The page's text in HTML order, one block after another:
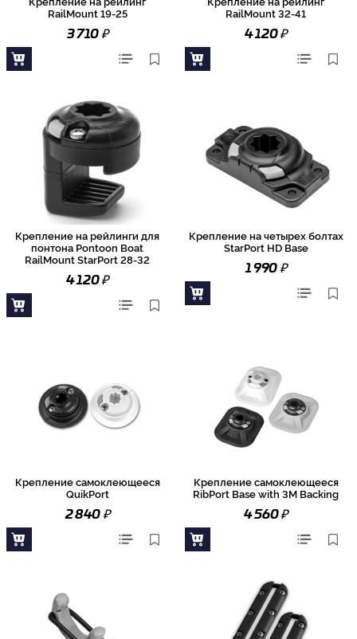
RailMount 19-25
3 710₽
RailMount 32-41
4 120₽
Крепление на рейлинги для
понтона Pontoon Boat
RailMount StarPort 28-32
4 120₽
Крепление на четырех болтах
StarPort HD Base
1 990₽
Крепление самоклеющееся
QuikPort
2 840₽
Крепление самоклеющееся
RibPort Base with 3M Backing
4 560₽